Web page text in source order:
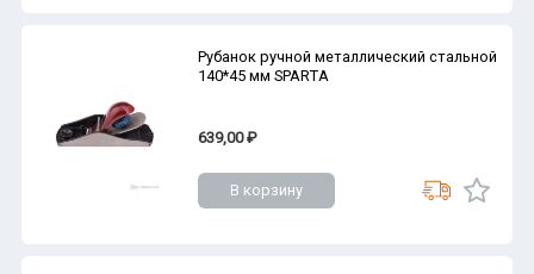
Рубанок ручной металлический стальной
140*45 мм SPARTA
639,00 ₽
В корзину